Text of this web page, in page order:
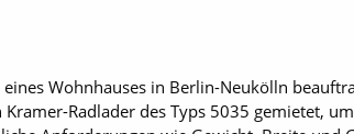
Wohnhauses in Berlin-Neukölln
Radlader des Typs 5035 gemietet,